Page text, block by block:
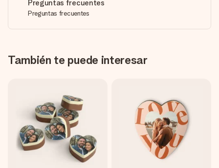
Preguntas frecuentes
Preguntas frecuentes
También te puede interesar